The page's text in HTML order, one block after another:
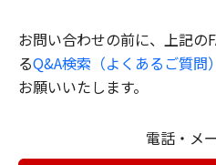
お問い合わせの前に、上記の
るQ&A検索（よくあるご質問）
お願いいたします。
電話・メ